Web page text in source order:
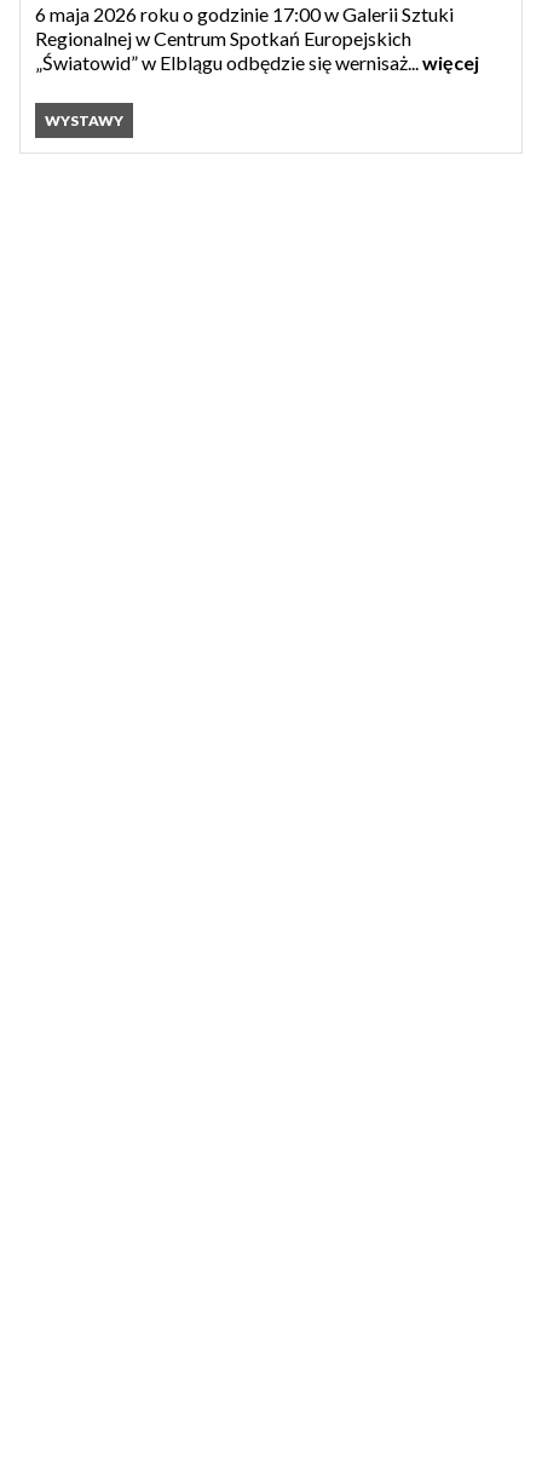
6 maja 2026 roku o godzinie 17:00 w Galerii Sztuki
Regionalnej w Centrum Spotkań Europejskich
„Światowid” w Elblągu odbędzie się wernisaż...więcej
WYSTAWY